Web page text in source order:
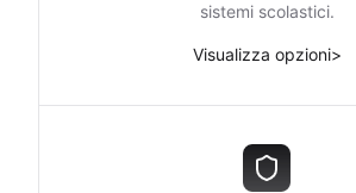
sistemi scolastici.
Visualizza opzioni>